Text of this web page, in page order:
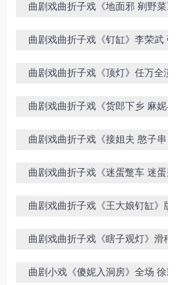
曲剧戏曲折子戏《地面邪 剜野菜》
曲剧戏曲折子戏《钉缸》李荣武 张
曲剧戏曲折子戏《顶灯》任万全演唱
曲剧戏曲折子戏《货郎下乡 麻妮与
曲剧戏曲折子戏《接姐夫 憨子串
曲剧戏曲折子戏《迷蛋蹩车 迷蛋别
曲剧戏曲折子戏《王大娘钉缸》版本
曲剧戏曲折子戏《瞎子观灯》滑稽小
曲剧小戏《傻妮入洞房》全场 徐彩